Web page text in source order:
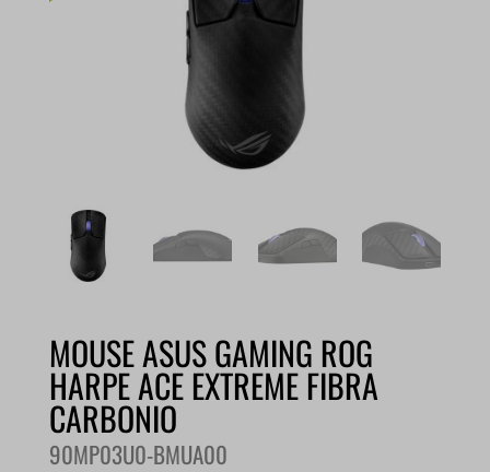
MOUSE ASUS GAMING ROG
HARPE ACE EXTREME FIBRA
CARBONIO
90MP03U0-BMUA00